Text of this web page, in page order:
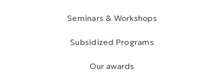
Seminars & Workshops
Subsidized Programs
Our awards